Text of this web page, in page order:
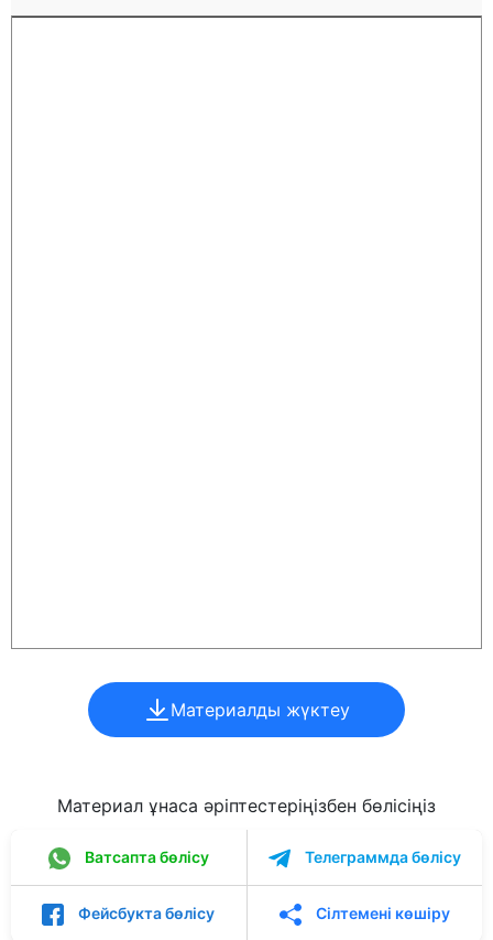
Материалды жүктеу
Материал ұнаса әріптестеріңізбен бөлісіңіз
Ватсапта бөлісу Телеграммда бөлісу
Фейсбукта бөлісу Сілтемені көшіру